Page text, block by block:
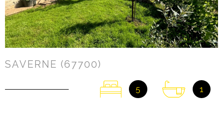
SAVERNE (67700)
5 1